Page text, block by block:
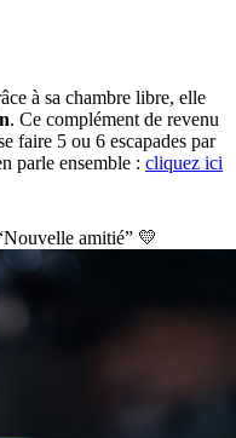
à sa chambre libre, elle
. Ce complément de revenu
faire 5 ou 6 escapades par
parle ensemble : cliquez ici
amitié” 💛